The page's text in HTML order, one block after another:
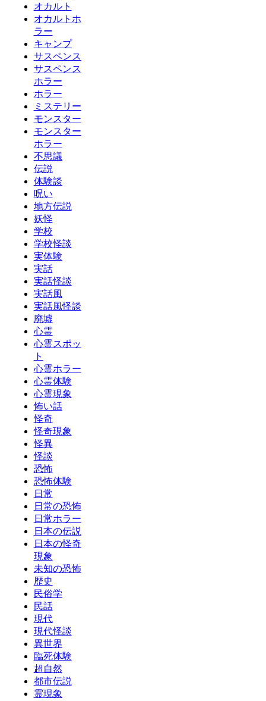
オカルト
オカルトホ
ラー
キャンプ
サスペンス
サスペンス
ホラー
ホラー
ミステリー
モンスター
モンスター
ホラー
不思議
伝説
体験談
呪い
地方伝説
妖怪
学校
学校怪談
実体験
実話
実話怪談
実話風
実話風怪談
廃墟
心霊
心霊スポッ
ト
心霊ホラー
心霊体験
心霊現象
怖い話
怪奇
怪奇現象
怪異
怪談
恐怖
恐怖体験
日常
日常の恐怖
日常ホラー
日本の伝説
日本の怪奇
現象
未知の恐怖
歴史
民俗学
民話
現代
現代怪談
異世界
臨死体験
超自然
都市伝説
霊現象